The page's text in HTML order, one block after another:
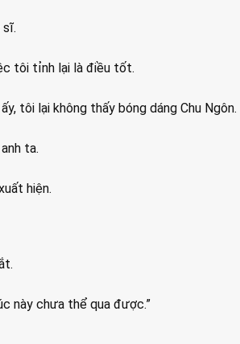
sĩ.
tôi tỉnh lại là điều tốt.
tôi lại không thấy bóng dáng Chu Ngôn.
ta.
hiện.
này chưa thể qua được.”